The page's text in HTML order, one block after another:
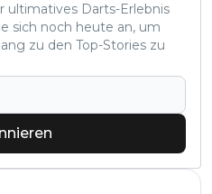
ultimatives Darts-Erlebnis
sich noch heute an, um
zu den Top-Stories zu